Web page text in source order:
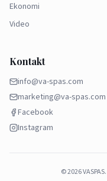
Ekonomi
Video
Kontakt
info@va-spas.com
marketing@va-spas.com
Facebook
Instagram
©2026VASPAS.